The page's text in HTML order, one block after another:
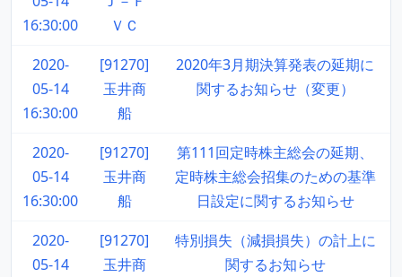
16:30:00
ＶＣ
2020-
05-14
16:30:00
[91270]
玉井商
船
2020年3月期決算発表の延期に
関するお知らせ（変更）
2020-
05-14
16:30:00
[91270]
玉井商
船
第111回定時株主総会の延期、
定時株主総会招集のための基準
日設定に関するお知らせ
2020-
05-14
[91270]
玉井商
特別損失（減損損失）の計上に
関するお知らせ